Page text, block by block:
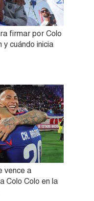
firmar por Colo
y cuándo inicia
vence a
Colo Colo en la